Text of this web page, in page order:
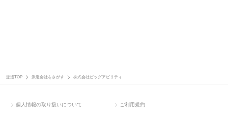
派遣TOP 派遣会社をさがす 株式会社ビッグアビリティ
個人情報の取り扱いについて ご利用規約